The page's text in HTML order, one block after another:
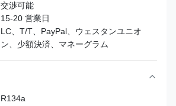
交渉可能
15-20 営業日
LC、T/T、PayPal、ウェスタンユニオ
ン、少額決済、マネーグラム
R134a